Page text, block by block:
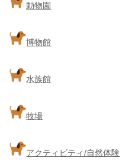
動物園
博物館
水族館
牧場
アクティビティ/自然体験